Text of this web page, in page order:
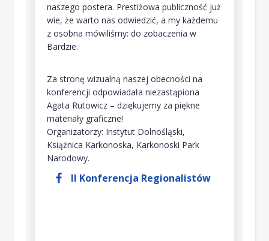
naszego postera. Prestiżowa publiczność już
wie, że warto nas odwiedzić, a my każdemu
z osobna mówiliśmy: do zobaczenia w
Bardzie.
Za stronę wizualną naszej obecności na
konferencji odpowiadała niezastąpiona
Agata Rutowicz – dziękujemy za piękne
materiały graficzne!
Organizatorzy: Instytut Dolnośląski,
Książnica Karkonoska, Karkonoski Park
Narodowy.
II Konferencja Regionalistów